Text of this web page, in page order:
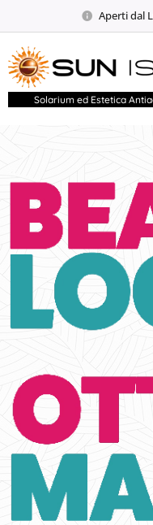
Aperti dal
Solarium ed Estetica